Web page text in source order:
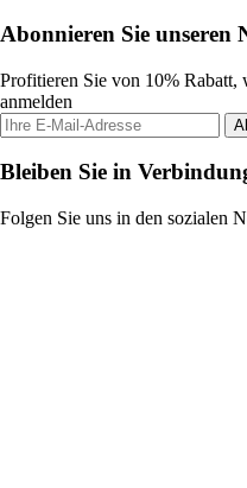
Abonnieren Sie unseren
Profitieren Sie von 10% Rabatt,
anmelden
Bleiben Sie in
Folgen Sie uns in den sozialen